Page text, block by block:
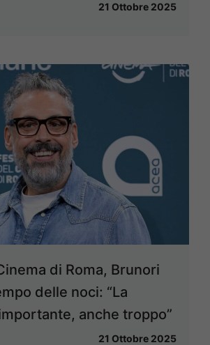
21 Ottobre 2025
di Roma, Brunori
delle noci: “La
anche troppo”
21 Ottobre 2025